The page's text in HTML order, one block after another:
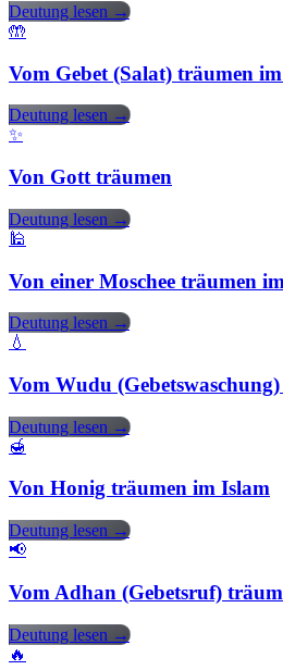
Deutung lesen →
🤲
Vom Gebet (Salat) träumen
Deutung lesen →
✨
Von Gott träumen
Deutung lesen →
🕌
Von einer Moschee träumen
Deutung lesen →
💧
Vom Wudu
Deutung lesen →
🍯
Von Honig träumen im Islam
Deutung lesen →
📢
Vom Adhan (Gebetsruf)
Deutung lesen →
🔥